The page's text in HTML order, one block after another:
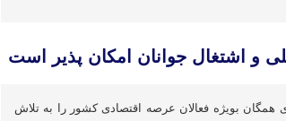
و اشتغال جوانان امکان پذیر است
بویژه فعالان عرصه اقتصادی کشور را به تلاش